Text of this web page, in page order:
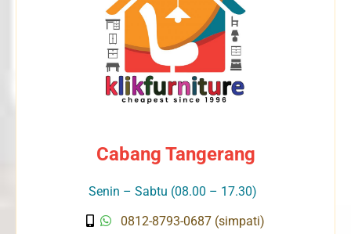
Cabang Tangerang
Senin – Sabtu (08.00 – 17.30)
0812-8793-0687 (simpati)